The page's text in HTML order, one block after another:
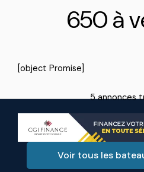
650 à
[object Promise]
5 annonces
Voir tous les